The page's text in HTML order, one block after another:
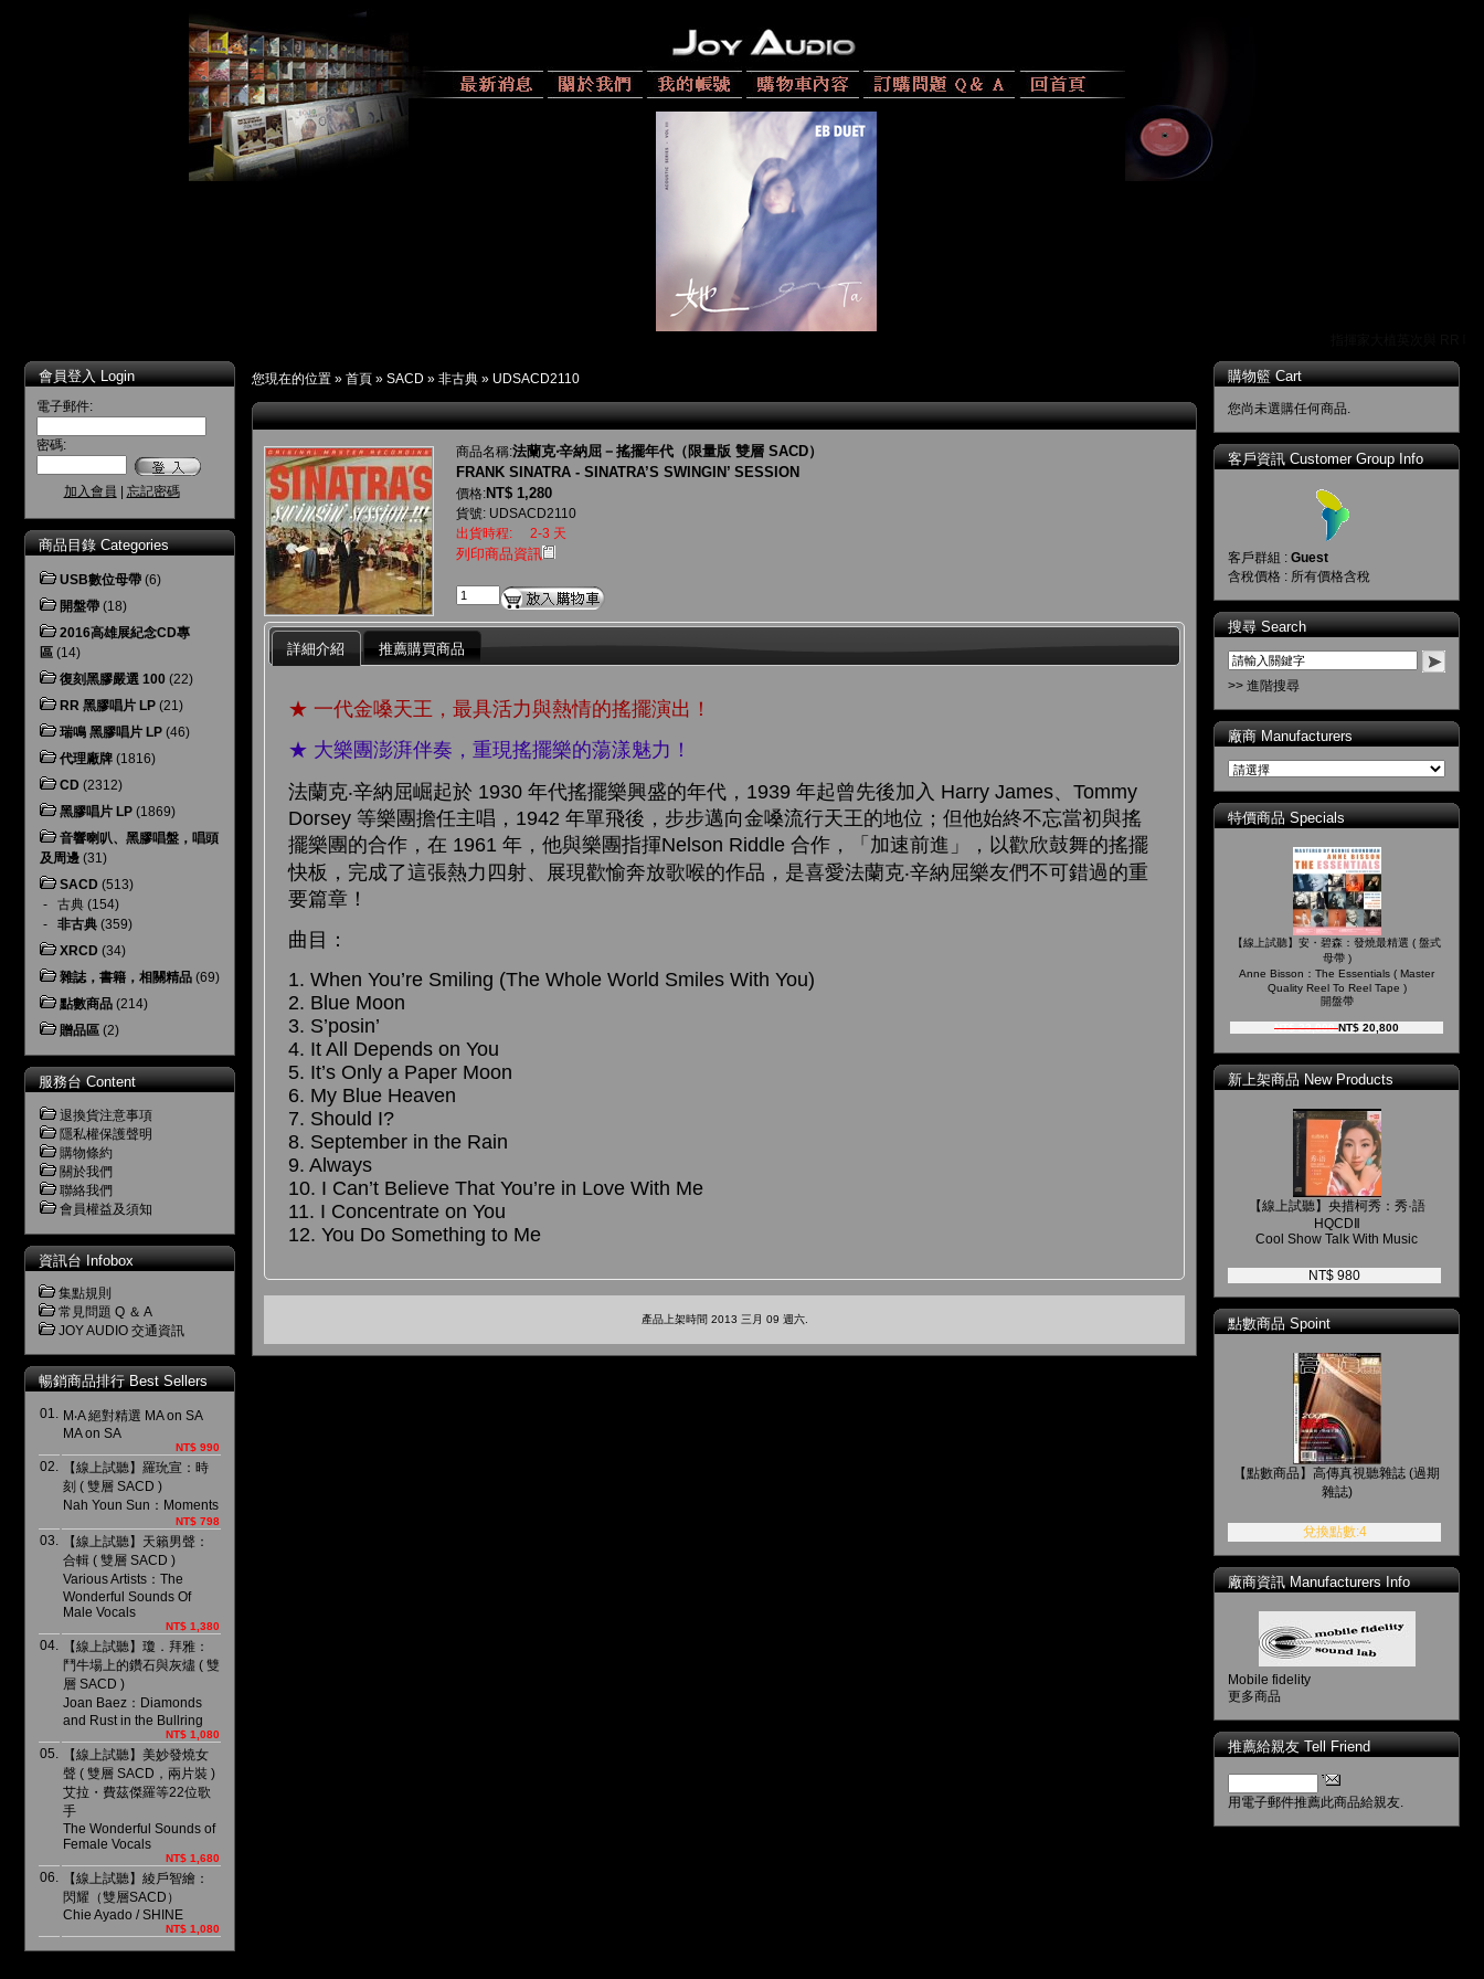
會員登入 Login
電子郵件:
密碼:
加入會員 忘記密碼
商品目錄 Categories
USB數位母帶 (6)
開盤帶 (18)
2016高雄展紀念CD專
區 (14)
復刻黑膠嚴選 100 (22)
RR 黑膠唱片 LP (21)
瑞鳴 黑膠唱片 LP (46)
代理廠牌 (1816)
CD (2312)
黑膠唱片 LP (1869)
音響喇叭、黑膠唱盤，唱頭
及周邊 (31)
SACD (513)
- 古典 (154)
- 非古典 (359)
XRCD (34)
雜誌，書籍，相關精品 (69)
點數商品 (214)
贈品區 (2)
服務台 Content
退換貨注意事項
隱私權保護聲明
購物條約
關於我們
聯絡我們
會員權益及須知
資訊台 Infobox
集點規則
常見問題 Q ＆ A
JOY AUDIO 交通資訊
暢銷商品排行 Best Sellers
01. M‧A 絕對精選 MA on SA
MA on SA
NT$ 990
02.
【線上試聽】羅玧宣：時
刻 ( 雙層 SACD )
Nah Youn Sun：Moments
NT$ 798
03.
【線上試聽】天籟男聲：
合輯 ( 雙層 SACD )
Various Artists：The
Wonderful Sounds Of
Male Vocals
NT$ 1,380
04.
【線上試聽】瓊．拜雅：
鬥牛場上的鑽石與灰燼 ( 雙
層 SACD )
Joan Baez：Diamonds
and Rust in the Bullring
NT$ 1,080
05.
【線上試聽】美妙發燒女
聲 ( 雙層 SACD，兩片裝 )
艾拉・費茲傑羅等22位歌
手
The Wonderful Sounds of
Female Vocals
NT$ 1,680
06.
【線上試聽】綾戶智繪：
閃耀（雙層SACD）
Chie Ayado / SHINE
NT$ 1,080
您現在的位置 » 首頁 » SACD » 非古典 » UDSACD2110
商品名稱:法蘭克‧辛納屈－搖擺年代（限量版 雙層 SACD）
FRANK SINATRA - SINATRA’S SWINGIN’ SESSION
價格:NT$ 1,280
貨號: UDSACD2110
出貨時程:
2-3 天
列印商品資訊
詳細介紹 推薦購買商品
★ 一代金嗓天王，最具活力與熱情的搖擺演出！
★ 大樂團澎湃伴奏，重現搖擺樂的蕩漾魅力！
法蘭克‧辛納屈崛起於 1930 年代搖擺樂興盛的年代，1939 年起曾先後加入 Harry James、Tommy
Dorsey 等樂團擔任主唱，1942 年單飛後，步步邁向金嗓流行天王的地位；但他始終不忘當初與搖
擺樂團的合作，在 1961 年，他與樂團指揮Nelson Riddle 合作，「加速前進」，以歡欣鼓舞的搖擺
快板，完成了這張熱力四射、展現歡愉奔放歌喉的作品，是喜愛法蘭克‧辛納屈樂友們不可錯過的重
要篇章！
曲目：
1. When You’re Smiling (The Whole World Smiles With You)
2. Blue Moon
3. S’posin’
4. It All Depends on You
5. It’s Only a Paper Moon
6. My Blue Heaven
7. Should I?
8. September in the Rain
9. Always
10. I Can’t Believe That You’re in Love With Me
11. I Concentrate on You
12. You Do Something to Me
產品上架時間 2013 三月 09 週六.
購物籃 Cart
您尚未選購任何商品.
客戶資訊 Customer Group Info
客戶群組 : Guest
含稅價格 : 所有價格含稅
搜尋 Search
>> 進階搜尋
廠商 Manufacturers
特價商品 Specials
【線上試聽】安・碧森：發燒最精選 ( 盤式
母帶 )
Anne Bisson：The Essentials ( Master
Quality Reel To Reel Tape )
開盤帶
NT$ 23,000NT$ 20,800
新上架商品 New Products
【線上試聽】央措柯秀：秀·語
HQCDⅡ
Cool Show Talk With Music
NT$ 980
點數商品 Spoint
【點數商品】高傳真視聽雜誌 (過期
雜誌)
兌換點數:4
廠商資訊 Manufacturers Info
Mobile fidelity
更多商品
推薦給親友 Tell Friend
用電子郵件推薦此商品給親友.